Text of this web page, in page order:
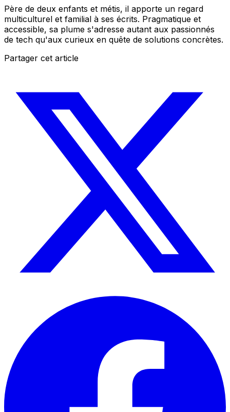
Père de deux enfants et métis, il apporte un regard
multiculturel et familial à ses écrits. Pragmatique et
accessible, sa plume s'adresse autant aux passionnés
de tech qu'aux curieux en quête de solutions concrètes.
Partager cet article